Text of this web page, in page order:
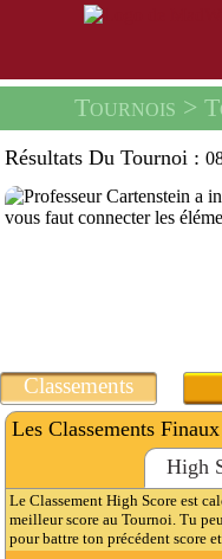
Tournois >
Résultats Du Tournoi :
Classements
Les Classements Finaux
High
Le Classement High Score est
meilleur score au Tournoi. Tu
pour battre ton précédent score